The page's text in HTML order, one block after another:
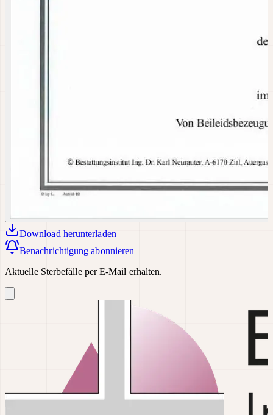
Download herunterladen
Benachrichtigung abonnieren
Aktuelle Sterbefälle per E-Mail erhalten.